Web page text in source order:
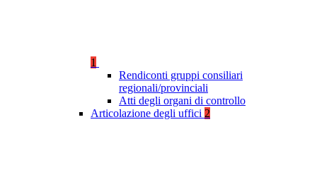
1
Rendiconti gruppi consiliari
regionali/provinciali
Atti degli organi di controllo
Articolazione degli uffici 2